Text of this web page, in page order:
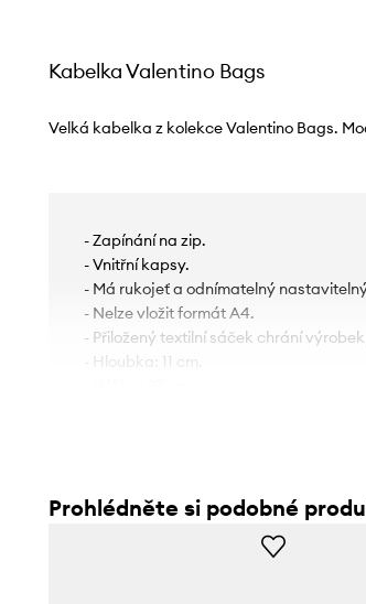
Kabelka Valentino Bags
Velká kabelka z kolekce Valentino Bags.
- Zapínání na zip.
- Vnitřní kapsy.
- Má rukojeť a odnímatelný
- Nelze vložit formát A4.
- Přiložený textilní sáček chrání
- Hloubka: 11 cm.
Prohlédněte si podobné